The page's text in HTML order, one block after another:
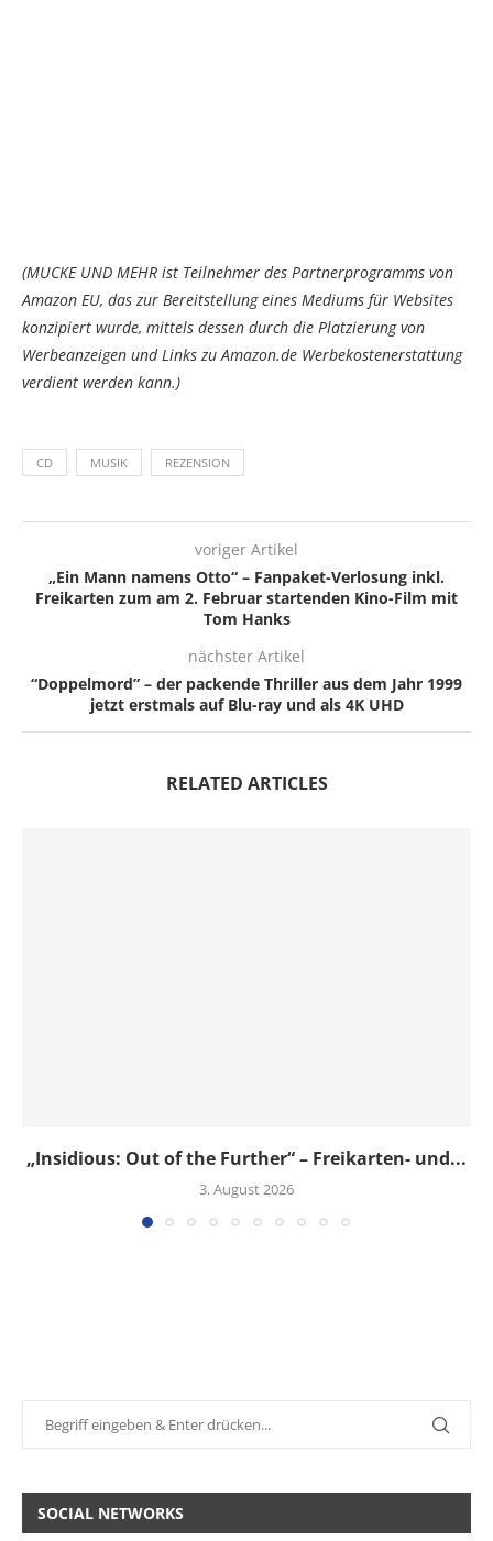
(MUCKE UND MEHR ist Teilnehmer des Partnerprogramms von
Amazon EU, das zur Bereitstellung eines Mediums für Websites
konzipiert wurde, mittels dessen durch die Platzierung von
Werbeanzeigen und Links zu Amazon.de Werbekostenerstattung
verdient werden kann.)
CD MUSIK REZENSION
voriger Artikel
„Ein Mann namens Otto“ – Fanpaket-Verlosung inkl.
Freikarten zum am 2. Februar startenden Kino-Film mit
Tom Hanks
nächster Artikel
“Doppelmord” – der packende Thriller aus dem Jahr 1999
jetzt erstmals auf Blu-ray und als 4K UHD
RELATED ARTICLES
„Insidious: Out of the Further“ – Freikarten- und...
3. August 2026
SOCIAL NETWORKS